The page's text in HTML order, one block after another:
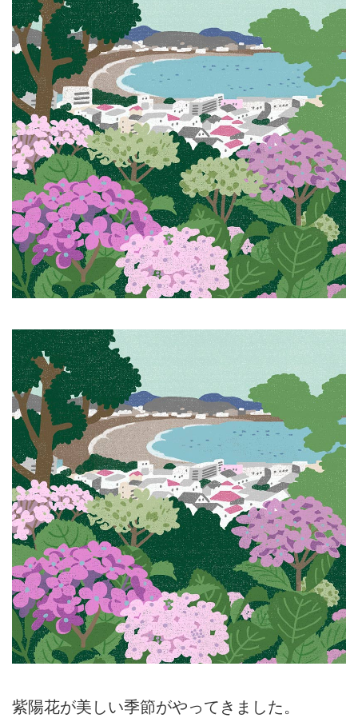
紫陽花が美しい季節がやってきました。